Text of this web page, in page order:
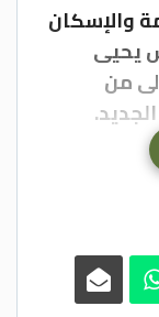
والإسكان
يحيى
من
المشتركة
مستشفى
المخطط